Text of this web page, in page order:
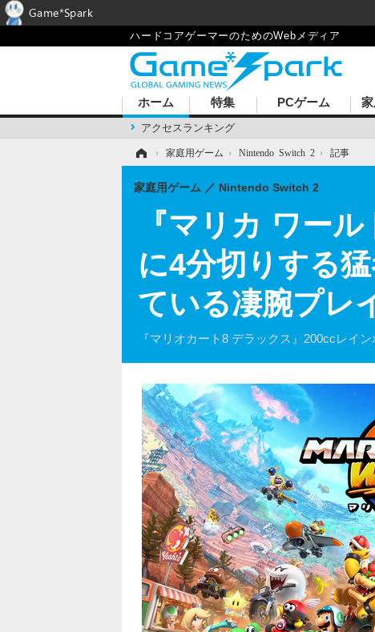
ハードコアゲーマーのためのWebメディア
ホーム
アクセスランキング
特集 PCゲーム
› 家庭用ゲーム › Nintendo Switch 2 › 記事
『マリカ ワー
に4分切りする
ている凄腕プレ
『マリオカート8 デラックス』200ccレイ
家庭用ゲーム Nintendo Switch 2
Game*Spark